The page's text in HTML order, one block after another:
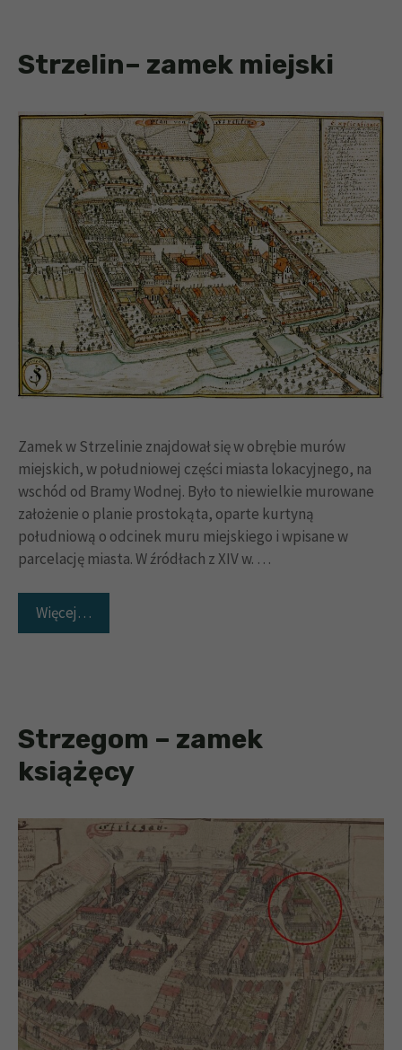
Strzelin– zamek miejski
Zamek w Strzelinie znajdował się w obrębie murów
miejskich, w południowej części miasta lokacyjnego, na
wschód od Bramy Wodnej. Było to niewielkie murowane
założenie o planie prostokąta, oparte kurtyną
południową o odcinek muru miejskiego i wpisane w
parcelację miasta. W źródłach z XIV w. …
Więcej…
Strzegom – zamek
książęcy